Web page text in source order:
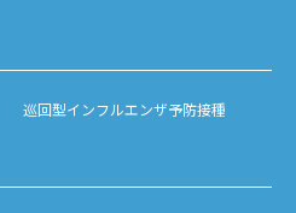
巡回型インフルエンザ予防接種